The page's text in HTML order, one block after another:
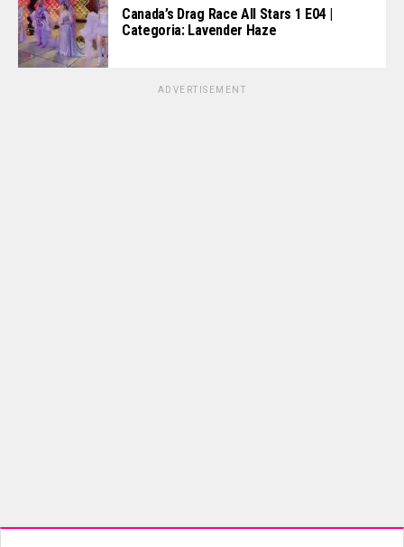
Canada’s Drag Race All Stars 1 E04 |
Categoria: Lavender Haze
ADVERTISEMENT